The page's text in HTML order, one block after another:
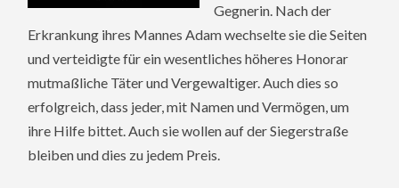
Gegnerin. Nach der
Erkrankung ihres Mannes Adam wechselte sie die Seiten
und verteidigte für ein wesentliches höheres Honorar
mutmaßliche Täter und Vergewaltiger. Auch dies so
erfolgreich, dass jeder, mit Namen und Vermögen, um
ihre Hilfe bittet. Auch sie wollen auf der Siegerstraße
bleiben und dies zu jedem Preis.